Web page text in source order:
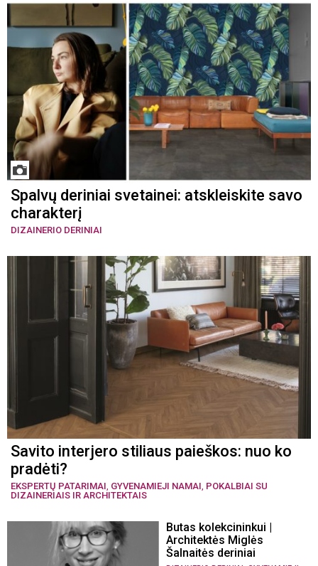
Spalvų deriniai svetainei: atskleiskite savo
charakterį
DIZAINERIO DERINIAI
Savito interjero stiliaus paieškos: nuo ko
pradėti?
EKSPERTŲ PATARIMAI, GYVENAMIEJI NAMAI, POKALBIAI SU
DIZAINERIAIS IR ARCHITEKTAIS
Butas kolekcininkui |
Architektės Miglės
Šalnaitės deriniai